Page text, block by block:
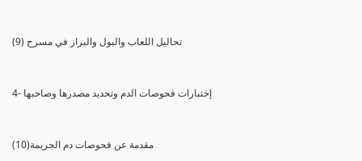
(9) تحاليل اللعاب والبول والبراز في مسرح
4- إختبارات فحوصات الدم وتحديد مصدرها وصاحبها
(10)مقدمة عن فحوصات دم الجريمة